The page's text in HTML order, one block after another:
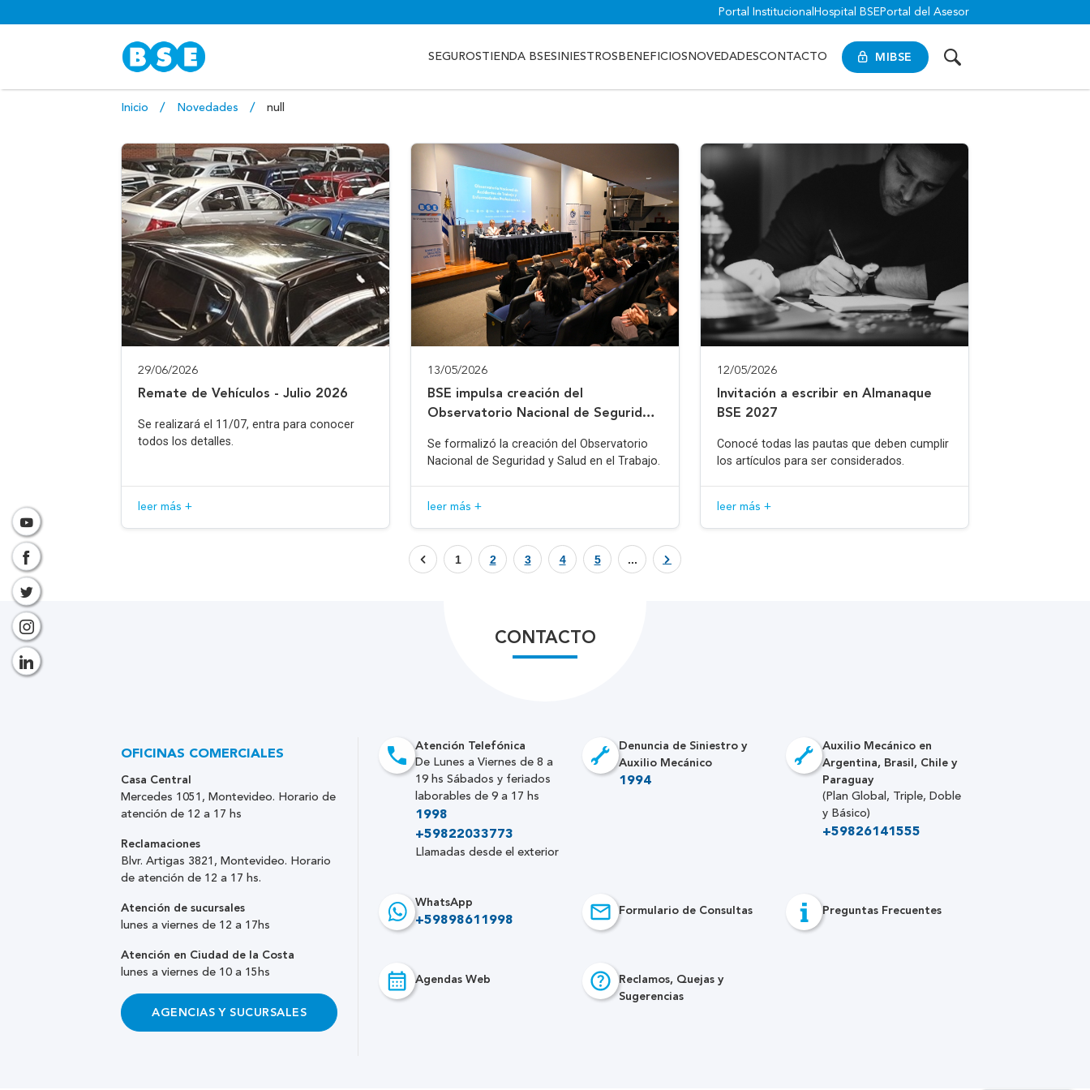
Portal Institucional Hospital BSE Portal del Asesor
MIBSE
SEGUROSTIENDA BSESINIESTROS BENEFICIOS NOVEDADESCONTACTO
Inicio Novedades null
29/06/2026
Remate de Vehículos - Julio 2026
Se realizará el 11/07, entra para conocer
todos los detalles.
leer más +
13/05/2026
BSE impulsa creación del
Observatorio Nacional de Seguridad
Se formalizó la creación del Observatorio
Nacional de Seguridad y Salud en el Trabajo.
leer más +
12/05/2026
Invitación a escribir en Almanaque
BSE 2027
Conocé todas las pautas que deben cumplir
los artículos para ser considerados.
leer más +
1 2 3 4 5 ...
CONTACTO
Atención Telefónica
De Lunes a Viernes de 8 a
19 hs Sábados y feriados
laborables de 9 a 17 hs
1998
+59822033773
Llamadas desde el exterior
Denuncia de Siniestro y
Auxilio Mecánico
1994
Auxilio Mecánico en
Argentina, Brasil, Chile y
Paraguay
(Plan Global, Triple, Doble
y Básico)
+59826141555
WhatsApp
+59898611998
Formulario de Consultas Preguntas Frecuentes
Agendas Web
Reclamos, Quejas y
Sugerencias
OFICINAS COMERCIALES
Casa Central
Mercedes 1051, Montevideo. Horario de
atención de 12 a 17 hs
Reclamaciones
Blvr. Artigas 3821, Montevideo. Horario
de atención de 12 a 17 hs.
Atención de sucursales
lunes a viernes de 12 a 17hs
Atención en Ciudad de la Costa
lunes a viernes de 10 a 15hs
AGENCIAS Y SUCURSALES